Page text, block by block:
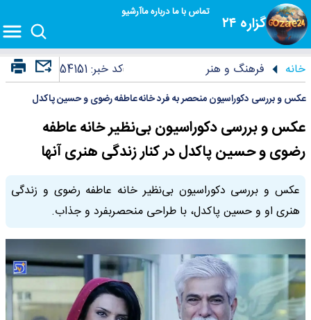
گزاره ۲۴
تماس با مادرباره ماآرشیو
خانه فرهنگ و هنر کد خبر:54151
عکس و بررسی دکوراسیون منحصر به فرد خانه عاطفه رضوی و حسین پاکدل
عکس و بررسی دکوراسیون بی‌نظیر خانه عاطفه
رضوی و حسین پاکدل در کنار زندگی هنری آنها
عکس و بررسی دکوراسیون بی‌نظیر خانه عاطفه رضوی و زندگی
هنری او و حسین پاکدل، با طراحی منحصربفرد و جذاب.